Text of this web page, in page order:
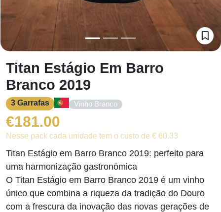
Titan Estágio Em Barro
Branco 2019
3 Garrafas Vinho Branco
€181.00
Nesse pack cada unidade tem o custo de € 60.33
Titan Estágio em Barro Branco 2019: perfeito para
uma harmonização gastronómica
O Titan Estágio em Barro Branco 2019 é um vinho
único que combina a riqueza da tradição do Douro
com a frescura da inovação das novas gerações de